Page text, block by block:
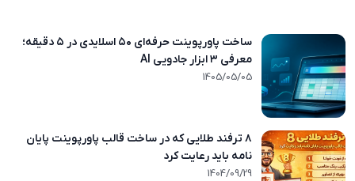
ساخت پاورپوینت حرفه‌ای ۵۰ اسلایدی در ۵ دقیقه؛
معرفی ۳ ابزار جادویی AI
1405/04/14
1405/05/05
۸ ترفند طلایی که در ساخت قالب پاورپوینت پایان
نامه باید رعایت کرد
1404/09/12
1404/09/29